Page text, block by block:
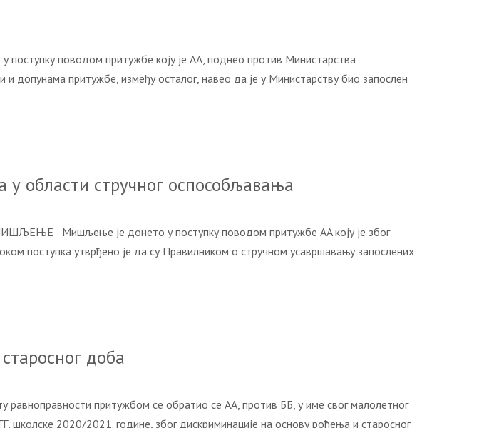
поводом притужбе коју је AA, поднео против Министарства
допунама притужбе, између осталог, навео да је у Министарству био запослен
области стручног оспособљавања
је донето у поступку поводом притужбе AA коју је због
поступка утврђено је да су Правилником о стручном усавршавању запослених
доба
притужбом се обратио се АА, против ББ, у име свог малолетног
школске 2020/2021. године, због дискриминације на основу рођења и старосног